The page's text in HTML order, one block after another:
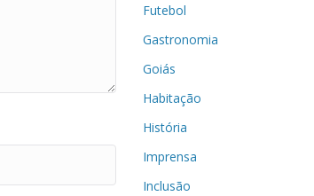
Futebol
Gastronomia
Goiás
Habitação
História
Imprensa
Inclusão